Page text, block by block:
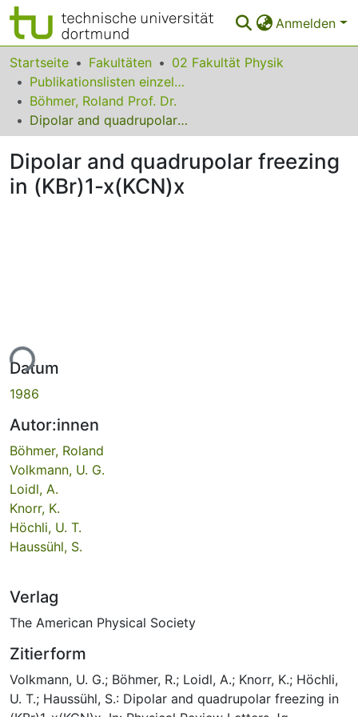
Anmelden
Bereiche & Sammlungen
Das gesamte Repositorium
Statistiken
FAQ
Leitlinien
Startseite Fakultäten
02 Fakultät Physik
Publikationslisten einzelner Fakultätsangehöriger
Böhmer, Roland Prof. Dr.
Dipolar and quadrupolar freezing in (KBr)1-x(KCN)x
Dipolar and quadrupolar freezing
in (KBr)1-x(KCN)x
Datum
1986
Autor:innen
Böhmer, Roland
Volkmann, U. G.
Loidl, A.
Knorr, K.
Höchli, U. T.
Haussühl, S.
Verlag
The American Physical Society
Zitierform
Volkmann, U. G.; Böhmer, R.; Loidl, A.; Knorr, K.; Höchli,
U. T.; Haussühl, S.: Dipolar and quadrupolar freezing in